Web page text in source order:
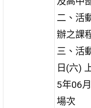
二、活
辦之課
三、活
日(六)
5年06
場次